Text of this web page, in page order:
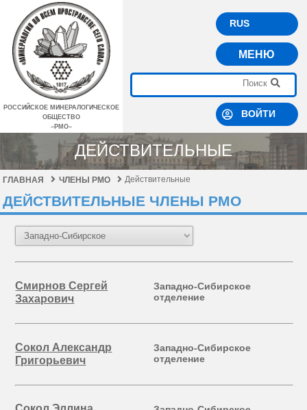
РОССИЙСКОЕ МИНЕРАЛОГИЧЕСКОЕ
ОБЩЕСТВО
–РМО–
RUS
МЕНЮ
ВОЙТИ
ДЕЙСТВИТЕЛЬНЫЕ
ГЛАВНАЯ ЧЛЕНЫ РМО Действительные
ДЕЙСТВИТЕЛЬНЫЕ ЧЛЕНЫ РМО
Смирнов Сергей
Захарович
Западно-Сибирское
отделение
Сокол Александр
Григорьевич
Западно-Сибирское
отделение